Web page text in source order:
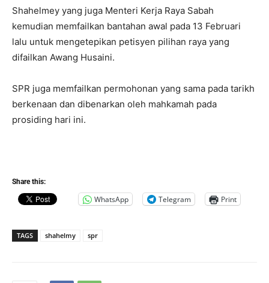
Shahelmey yang juga Menteri Kerja Raya Sabah
kemudian memfailkan bantahan awal pada 13 Februari
lalu untuk mengetepikan petisyen pilihan raya yang
difailkan Awang Husaini.
SPR juga memfailkan permohonan yang sama pada tarikh
berkenaan dan dibenarkan oleh mahkamah pada
prosiding hari ini.
Share this:
WhatsApp Telegram Print
TAGS shahelmy spr